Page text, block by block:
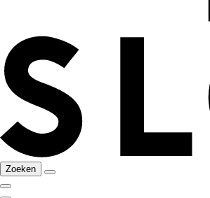
Zoeken